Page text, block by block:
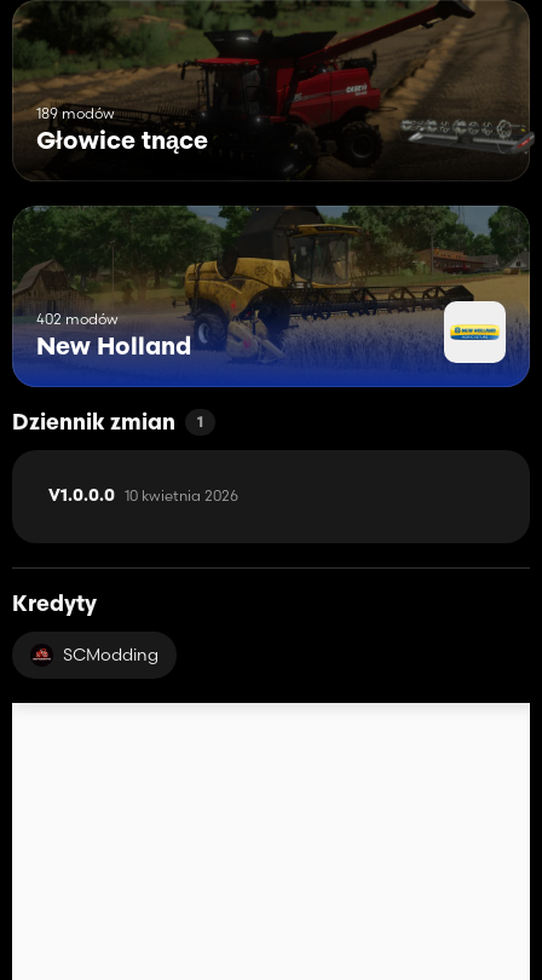
189 modów
Głowice tnące
402 modów
New Holland
Dziennik zmian 1
V1.0.0.0 10 kwietnia 2026
Kredyty
SCModding